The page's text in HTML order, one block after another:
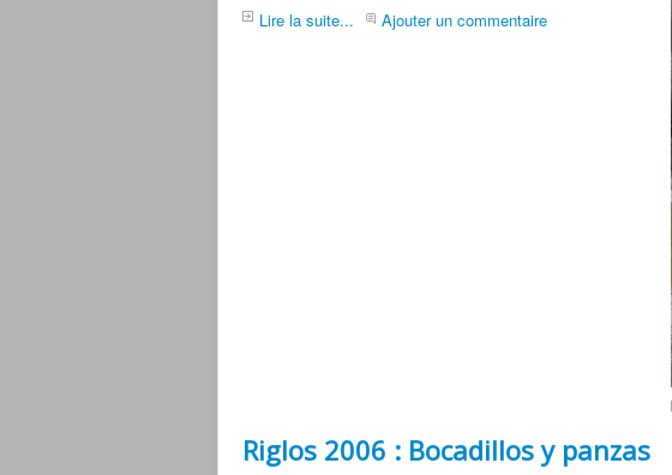
Lire la suite...
Ajouter un commentaire
Riglos 2006 : Bocadillos y panzas